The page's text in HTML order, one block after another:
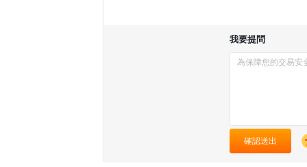
我要提問
確認送出